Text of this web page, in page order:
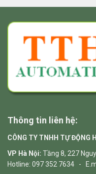
Thông tin liên hệ:
CÔNG TY TNHH TỰ ĐỘNG
VP Hà Nội: Tầng 8, 227
Hotline: 097 352 7634 -